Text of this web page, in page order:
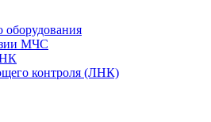
оборудования
МЧС
НК
контроля (ЛНК)